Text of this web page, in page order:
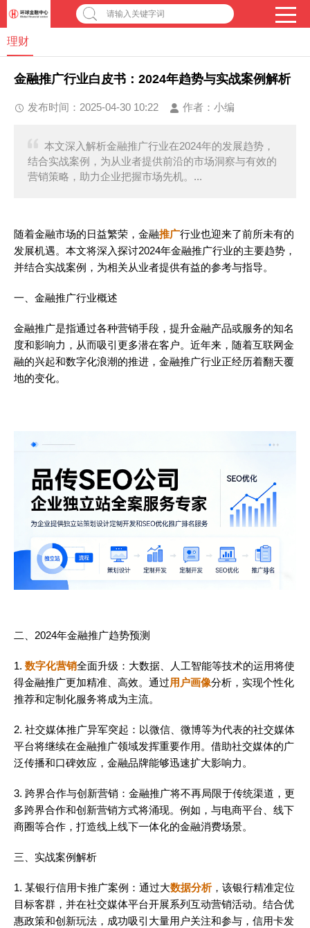
请输入关键字词
理财
金融推广行业白皮书：2024年趋势与实战案例解析
发布时间：2025-04-30 10:22 作者： 小编
本文深入解析金融推广行业在2024年的发展趋势，
结合实战案例，为从业者提供前沿的市场洞察与有效的
营销策略，助力企业把握市场先机。...
随着金融市场的日益繁荣，金融推广行业也迎来了前所未有的
发展机遇。本文将深入探讨2024年金融推广行业的主要趋势，
并结合实战案例，为相关从业者提供有益的参考与指导。
一、金融推广行业概述
金融推广是指通过各种营销手段，提升金融产品或服务的知名
度和影响力，从而吸引更多潜在客户。近年来，随着互联网金
融的兴起和数字化浪潮的推进，金融推广行业正经历着翻天覆
地的变化。
二、2024年金融推广趋势预测
1. 数字化营销全面升级：大数据、人工智能等技术的运用将使
得金融推广更加精准、高效。通过用户画像分析，实现个性化
推荐和定制化服务将成为主流。
2. 社交媒体推广异军突起：以微信、微博等为代表的社交媒体
平台将继续在金融推广领域发挥重要作用。借助社交媒体的广
泛传播和口碑效应，金融品牌能够迅速扩大影响力。
3. 跨界合作与创新营销：金融推广将不再局限于传统渠道，更
多跨界合作和创新营销方式将涌现。例如，与电商平台、线下
商圈等合作，打造线上线下一体化的金融消费场景。
三、实战案例解析
1. 某银行信用卡推广案例：通过大数据分析，该银行精准定位
目标客群，并在社交媒体平台开展系列互动营销活动。结合优
惠政策和创新玩法，成功吸引大量用户关注和参与，信用卡发